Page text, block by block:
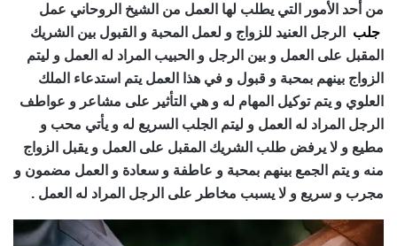
من أحد الأمور التي يطلب لها العمل من الشيخ الروحاني عمل
جلب
الرجل العنيد للزواج و لعمل المحبة و القبول بين الشريك
المقبل على العمل و بين الرجل و الحبيب المراد له العمل و ليتم
الزواج بينهم بمحبة و قبول و في هذا العمل يتم استدعاء الملك
العلوي و يتم توكيل المهام له و هي التأثير على مشاعر و عواطف
الرجل المراد له العمل و ليتم الجلب السريع له و يأتي محب و
مطيع و لا يرفض طلب الشريك المقبل على العمل و يقبل الزواج
منه و يتم الجمع بينهم بمحبة و عاطفة و سعادة و العمل مضمون و
مجرب و سريع و لا يسبب مخاطر على الرجل المراد له العمل .